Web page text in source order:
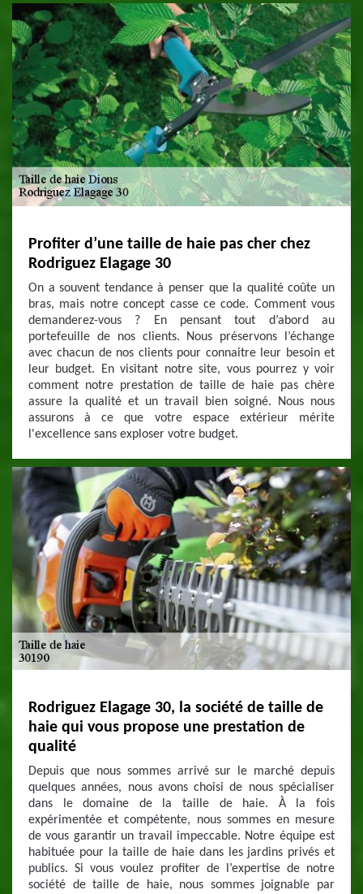
Profiter d’une taille de haie pas cher chez
Rodriguez Elagage 30
On a souvent tendance à penser que la qualité coûte un
bras, mais notre concept casse ce code. Comment vous
demanderez-vous ? En pensant tout d’abord au
portefeuille de nos clients. Nous préservons l’échange
avec chacun de nos clients pour connaitre leur besoin et
leur budget. En visitant notre site, vous pourrez y voir
comment notre prestation de taille de haie pas chère
assure la qualité et un travail bien soigné. Nous nous
assurons à ce que votre espace extérieur mérite
l'excellence sans exploser votre budget.
Rodriguez Elagage 30, la société de taille de
haie qui vous propose une prestation de
qualité
Depuis que nous sommes arrivé sur le marché depuis
quelques années, nous avons choisi de nous spécialiser
dans le domaine de la taille de haie. À la fois
expérimentée et compétente, nous sommes en mesure
de vous garantir un travail impeccable. Notre équipe est
habituée pour la taille de haie dans les jardins privés et
publics. Si vous voulez profiter de l’expertise de notre
société de taille de haie, nous sommes joignable par